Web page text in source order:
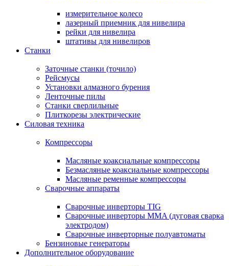
измерительное колесо
лазерный приемник для нивелира
рейки для нивелира
штативы для нивелиров
Станки
Заточные станки (точило)
Рейсмусы
Установки алмазного бурения
Ленточные пилы
Станки сверлильные
Плиткорезы электрические
Силовая техника
Компрессоры
Масляные коаксиальные компрессоры
Безмасляные коаксиальные компрессоры
Масляные ременные компрессоры
Сварочные аппараты
Сварочные инверторы TIG
Сварочные инверторы MMA (дуговая сварка
электродом)
Сварочные инверторные полуавтоматы
Бензиновые генераторы
Дополнительное оборудование